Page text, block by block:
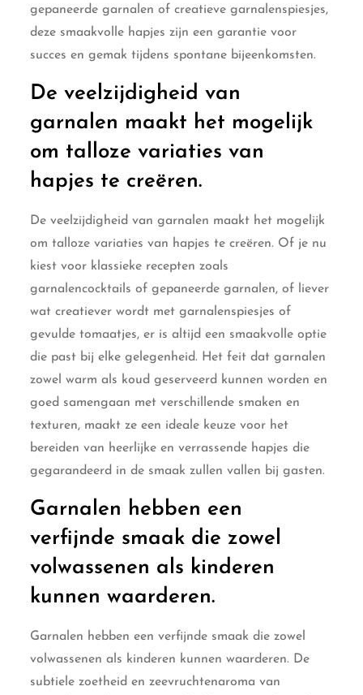
gepaneerde garnalen of creatieve garnalenspiesjes,
deze smaakvolle hapjes zijn een garantie voor
succes en gemak tijdens spontane bijeenkomsten.
De veelzijdigheid van
garnalen maakt het mogelijk
om talloze variaties van
hapjes te creëren.
De veelzijdigheid van garnalen maakt het mogelijk
om talloze variaties van hapjes te creëren. Of je nu
kiest voor klassieke recepten zoals
garnalencocktails of gepaneerde garnalen, of liever
wat creatiever wordt met garnalenspiesjes of
gevulde tomaatjes, er is altijd een smaakvolle optie
die past bij elke gelegenheid. Het feit dat garnalen
zowel warm als koud geserveerd kunnen worden en
goed samengaan met verschillende smaken en
texturen, maakt ze een ideale keuze voor het
bereiden van heerlijke en verrassende hapjes die
gegarandeerd in de smaak zullen vallen bij gasten.
Garnalen hebben een
verfijnde smaak die zowel
volwassenen als kinderen
kunnen waarderen.
Garnalen hebben een verfijnde smaak die zowel
volwassenen als kinderen kunnen waarderen. De
subtiele zoetheid en zeevruchtenaroma van